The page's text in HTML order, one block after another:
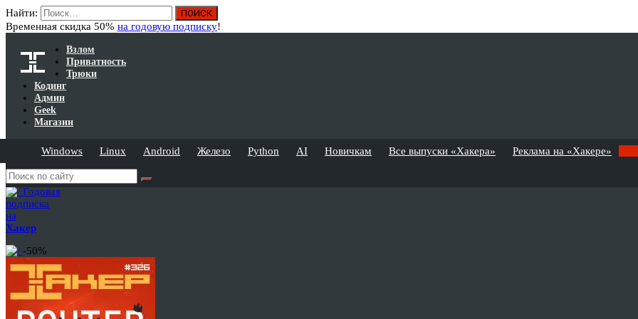
Найти:
Временная скидка 50% на годовую подписку!
Взлом
Приватность
Трюки
Кодинг
Админ
Geek
Магазин
Windows Linux Android Железо Python AI Новичкам Все выпуски «Хакера» Реклама на «Хакере»
Годовая
подписка
на
Хакер
-50%